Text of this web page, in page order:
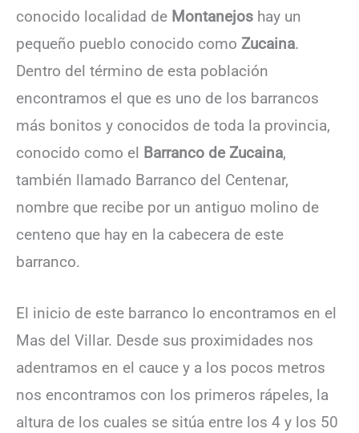
conocido localidad de Montanejos hay un
pequeño pueblo conocido como Zucaina.
Dentro del término de esta población
encontramos el que es uno de los barrancos
más bonitos y conocidos de toda la provincia,
conocido como el Barranco de Zucaina,
también llamado Barranco del Centenar,
nombre que recibe por un antiguo molino de
centeno que hay en la cabecera de este
barranco.
El inicio de este barranco lo encontramos en el
Mas del Villar. Desde sus proximidades nos
adentramos en el cauce y a los pocos metros
nos encontramos con los primeros rápeles, la
altura de los cuales se sitúa entre los 4 y los 50